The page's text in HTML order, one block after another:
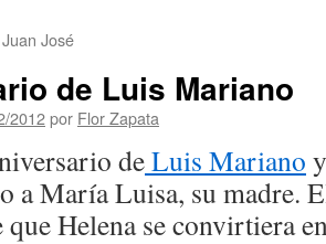
José
de Luis Mariano
2012por Flor Zapata
deLuis Mariano
a María Luisa, su madre.
que Helena se convirtiera